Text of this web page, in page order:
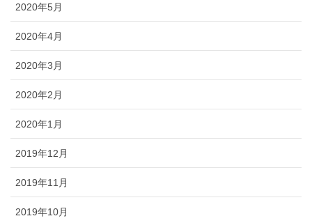
2020年5月
2020年4月
2020年3月
2020年2月
2020年1月
2019年12月
2019年11月
2019年10月